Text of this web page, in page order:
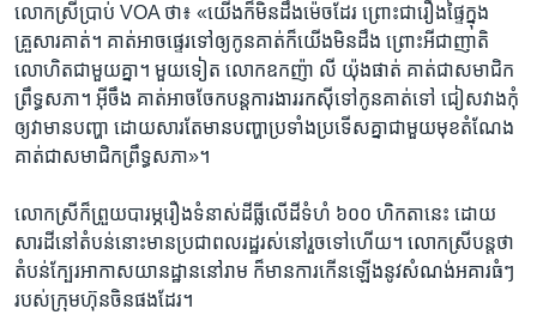
លោកស្រី​ប្រាប់​ VOA​ ថា៖​ «យើង​ក៏​មិន​ដឹង​ម៉េច​ដែរ​ ព្រោះ​ជា​រឿង​ផ្ទៃ​ក្នុង​
គ្រួសារ​គាត់។​ គាត់​អាច​ផ្ទេរ​ទៅ​ឲ្យ​កូន​គាត់​ក៏​យើង​មិន​ដឹង​ ព្រោះ​អី​ជា​ញាតិ​
លោហិត​ជាមួយ​គ្នា។​ មួយ​ទៀត​ លោក​ឧកញ៉ា​ លី យ៉ុងផាត់​ គាត់​ជា​សមាជិក​
ព្រឹទ្ធ​សភា។​ អ៊ីចឹង​ គាត់​អាច​ចែក​បន្ត​ការងារ​រកស៊ី​ទៅ​កូន​គាត់​ទៅ​ ជៀស​វាង​កុំ​
ឲ្យ​វា​មាន​បញ្ហា ដោយ​សារ​តែ​មាន​បញ្ហា​ប្រទាំង​ប្រទើស​គ្នា​ជាមួយ​មុខ​តំណែង​
គាត់​ជា​សមាជិក​ព្រឹទ្ធ​សភា»។​
លោកស្រី​ក៏​ព្រួយ​បារម្ភ​រឿង​ទំនាស់​ដី​ធ្លី​លើ​ដី​ទំហំ​ ៦០០​ ហិកតា​នេះ​ ដោយ​
សារ​ដី​នៅ​តំបន់​នោះ​មាន​ប្រជា​ពលរដ្ឋ​រស់​នៅ​រួច​ទៅ​ហើយ។​ លោកស្រី​បន្ត​ថា ​
តំបន់​ក្បែរ​អាកាស​យានដ្ឋាន​នៅ​រាម ​ក៏​មាន​ការ​កើន​ឡើង​នូវ​សំណង់​អគារ​ធំៗ​
របស់​ក្រុមហ៊ុន​ចិន​ផង​ដែរ។​